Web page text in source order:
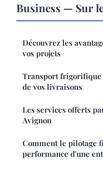
Business — Sur
Découvrez les
vos projets
Transport frigorifique
de vos livraisons
Les services offerts
Avignon
Comment le pilotage
performance d'une